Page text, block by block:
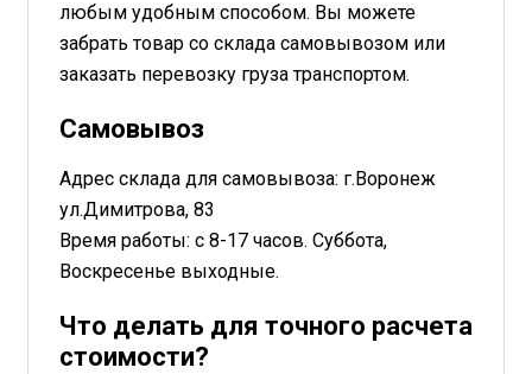
любым удобным способом. Вы можете
забрать товар со склада самовывозом или
заказать перевозку груза транспортом.
Самовывоз
Адрес склада для самовывоза: г.Воронеж
ул.Димитрова, 83
Время работы: с 8-17 часов. Суббота,
Воскресенье выходные.
Что делать для точного расчета
стоимости?